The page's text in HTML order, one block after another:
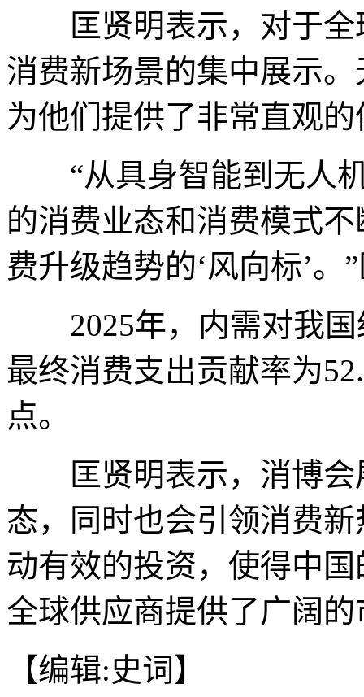
匡贤明表示，对于全
消费新场景的集中展示
为他们提供了非常直观
“从具身智能到无人机
的消费业态和消费模式
费升级趋势的‘风向标’。
2025年，内需对我国
最终消费支出贡献率为
点。
匡贤明表示，消博会
态，同时也会引领消费
动有效的投资，使得中
全球供应商提供了广阔
【编辑:史词】